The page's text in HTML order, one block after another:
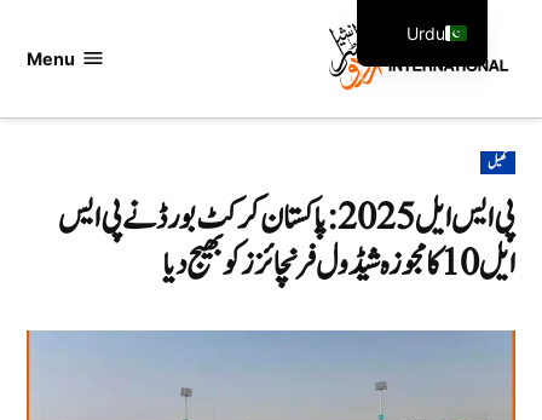
Menu
POSTED
IN
کھیل
پی ایس ایل 2025: پاکستان کرکٹ بورڈ نے پی ایس
ایل 10 کا مجوزہ شیڈول فرنچائزز کو بھیج دیا
Urdu
English